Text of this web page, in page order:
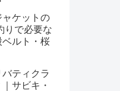
ケットの
りで必要な
ルト・桜
ティクラ
サビキ・